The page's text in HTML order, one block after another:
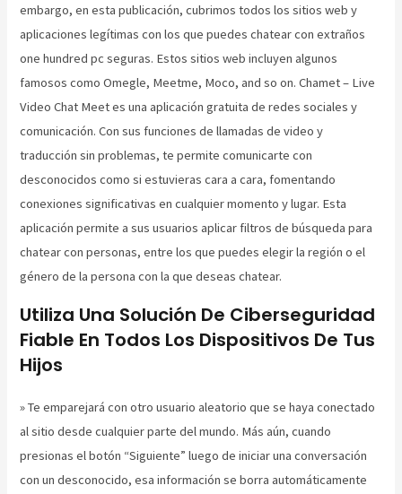
embargo, en esta publicación, cubrimos todos los sitios web y
aplicaciones legítimas con los que puedes chatear con extraños
one hundred pc seguras. Estos sitios web incluyen algunos
famosos como Omegle, Meetme, Moco, and so on. Chamet – Live
Video Chat Meet es una aplicación gratuita de redes sociales y
comunicación. Con sus funciones de llamadas de video y
traducción sin problemas, te permite comunicarte con
desconocidos como si estuvieras cara a cara, fomentando
conexiones significativas en cualquier momento y lugar. Esta
aplicación permite a sus usuarios aplicar filtros de búsqueda para
chatear con personas, entre los que puedes elegir la región o el
género de la persona con la que deseas chatear.
Utiliza Una Solución De Ciberseguridad
Fiable En Todos Los Dispositivos De Tus
Hijos
» Te emparejará con otro usuario aleatorio que se haya conectado
al sitio desde cualquier parte del mundo. Más aún, cuando
presionas el botón “Siguiente” luego de iniciar una conversación
con un desconocido, esa información se borra automáticamente